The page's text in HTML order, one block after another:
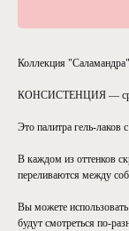
Коллекция "Саламандра"
КОНСИСТЕНЦИЯ —
Это палитра гель-
В каждом из оттенков
переливаются между
Вы можете
будут смотреться по-